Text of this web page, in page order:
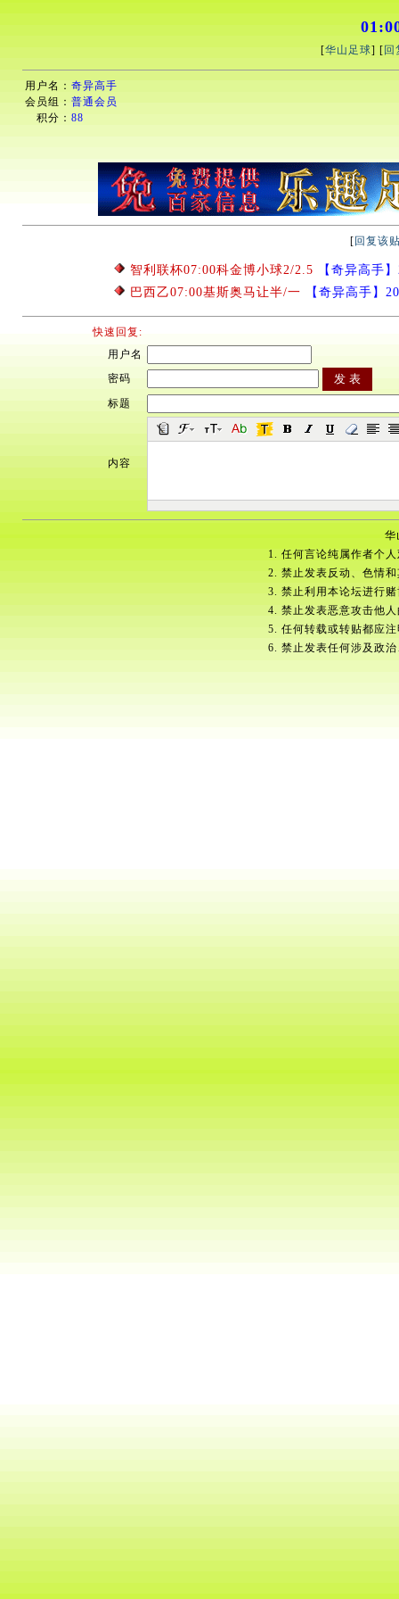
[华山足球] [ 回
用户名： 奇异高手
会员组： 普通会员
积分： 88
[ 回复该
智利联杯07:00科金博小球2/2.5
【奇异高手
巴西乙07:00基斯奥马让半/一
【奇异高手】
快速回复:
用户名
密码
标题
内容
华
1. 任何言论纯属作者个
2. 禁止发表反动、色情
3. 禁止利用本论坛进行
4. 禁止发表恶意攻击他
5. 任何转载或转贴都应
6. 禁止发表任何涉及政